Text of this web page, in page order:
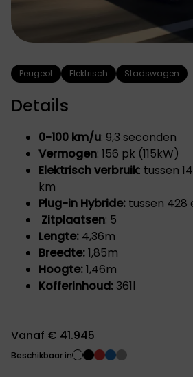
Peugeot Elektrisch Stadswagen
Details
0-100 km/u: 9,3 seconden
Vermogen: 156 pk (115kW)
Elektrisch verbruik: tussen
km
Plug-in Hybride: tussen 428
Zitplaatsen: 5
Lengte: 4,36m
Breedte:1,85m
Hoogte:1,46m
Kofferinhoud: 361l
Vanaf € 41.945
Beschikbaar in